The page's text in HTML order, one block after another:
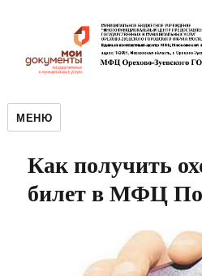
МЕНЮ
Как получить
билет в МФЦ